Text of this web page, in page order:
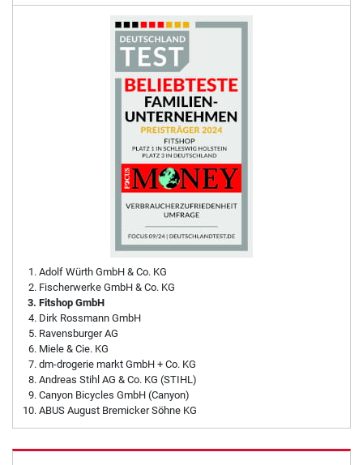
Adolf Würth GmbH & Co. KG
Fischerwerke GmbH & Co. KG
Fitshop GmbH
Dirk Rossmann GmbH
Ravensburger AG
Miele & Cie. KG
dm-drogerie markt GmbH + Co. KG
Andreas Stihl AG & Co. KG (STIHL)
Canyon Bicycles GmbH (Canyon)
ABUS August Bremicker Söhne KG